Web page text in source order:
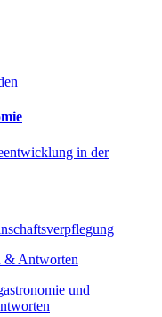
in der
& Antworten
und